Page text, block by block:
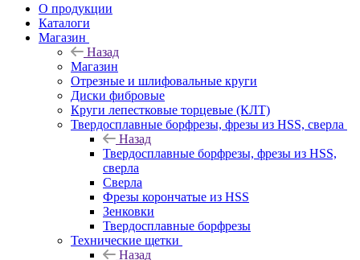
О продукции
Каталоги
Магазин
Назад
Магазин
Отрезные и шлифовальные круги
Диски фибровые
Круги лепестковые торцевые (КЛТ)
Твердосплавные борфрезы, фрезы из HSS, сверла
Назад
Твердосплавные борфрезы, фрезы из HSS,
сверла
Сверла
Фрезы корончатые из HSS
Зенковки
Твердосплавные борфрезы
Технические щетки
Назад